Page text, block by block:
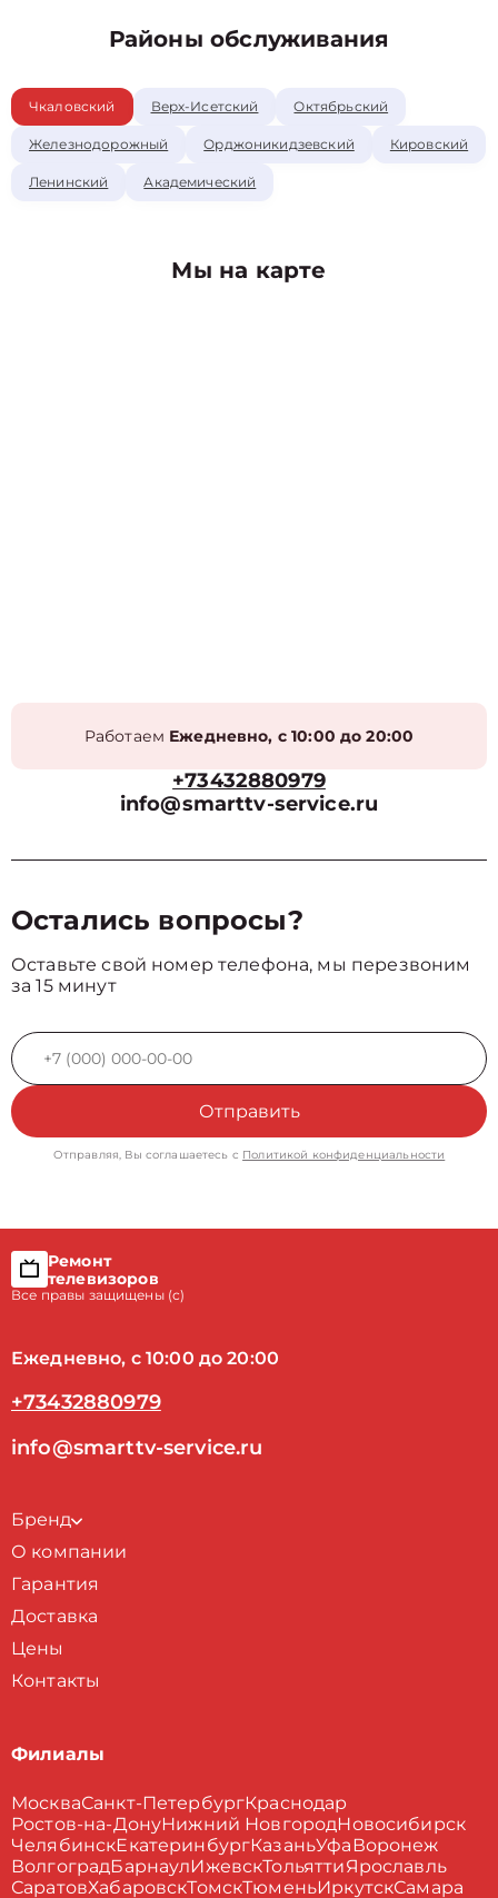
Районы обслуживания
Чкаловский Верх-Исетский Октябрьский
Железнодорожный Орджоникидзевский Кировский
Ленинский Академический
Мы на карте
Работаем Ежедневно, с 10:00 до 20:00
+73432880979
info@smarttv-service.ru
Остались вопросы?
Оставьте свой номер телефона, мы перезвоним
за 15 минут
Отправить
Отправляя, Вы соглашаетесь с Политикой конфиденциальности
Ремонт
телевизоров
Все правы защищены (с)
Ежедневно, с 10:00 до 20:00
+73432880979
info@smarttv-service.ru
Бренд
О компании
Гарантия
Доставка
Цены
Контакты
Филиалы
МоскваСанкт-ПетербургКраснодар
Ростов-на-ДонуНижний НовгородНовосибирск
ЧелябинскЕкатеринбургКазаньУфа Воронеж
ВолгоградБарнаулИжевскТольяттиЯрославль
СаратовХабаровскТомскТюменьИркутскСамара